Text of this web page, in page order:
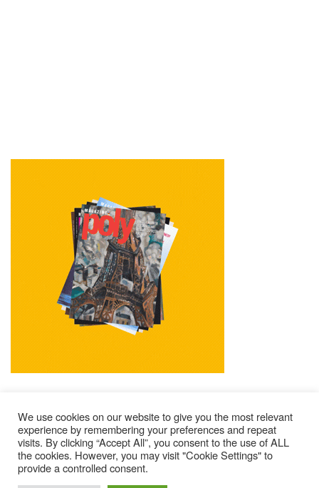
Mentions Légales Contacts
Où Trouver Poly ?
Lire Les Anciens N°
S’abonner À Poly
We use cookies on our website to give you the most relevant
experience by remembering your preferences and repeat
visits. By clicking “Accept All”, you consent to the use of ALL
the cookies. However, you may visit "Cookie Settings" to
provide a controlled consent.